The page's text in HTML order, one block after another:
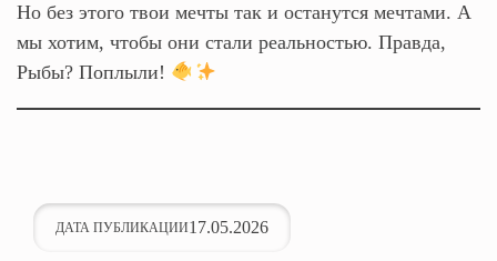
Но без этого твои мечты так и останутся мечтами. А
мы хотим, чтобы они стали реальностью. Правда,
Рыбы? Поплыли!
ДАТА ПУБЛИКАЦИИ17.05.2026